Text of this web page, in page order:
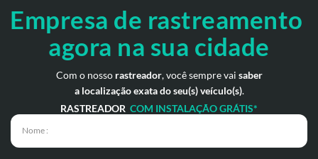
Empresa de rastreamento
agora na sua cidade
Com o nosso rastreador, você sempre vai saber
a localização exata do seu(s) veículo(s).
RASTREADOR COM INSTALAÇÃO GRÁTIS*